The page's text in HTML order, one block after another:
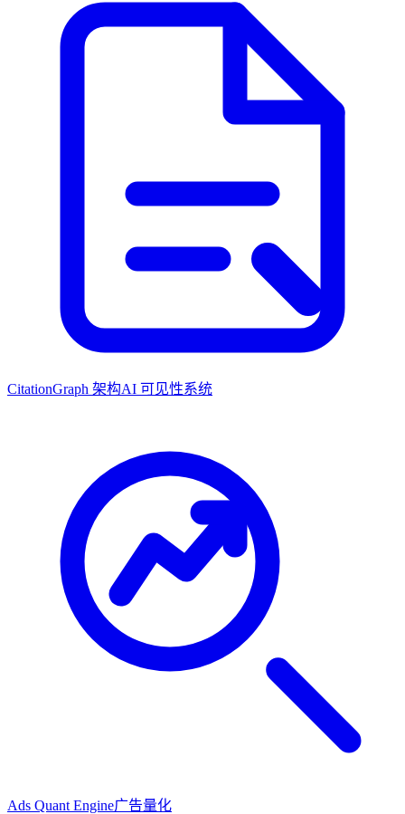
CitationGraph 架构AI 可见性系统
Ads Quant Engine广告量化